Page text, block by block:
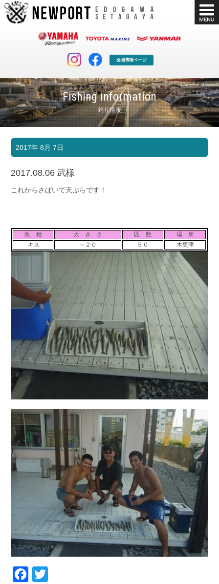
会員専用ページ
Fishing information
釣り情報
マリンクラブ
マリンライフを堪能したい！
ボート販売
ボート免許
長年の実績と信頼！
お問い合わせ
Contact us
会社概要
Company
リンク集
Link
2017年 8月 7日
2017.08.06 武様
これからさばいて天ぷらです！
魚 種 大 き さ 匹 数
場 所
キス
～２０ ５０ 木更津
Facebook